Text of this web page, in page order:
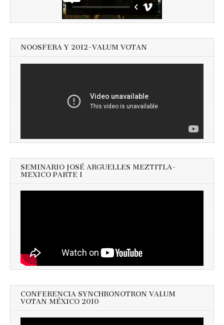
NOOSFERA Y 2012-VALUM VOTAN
SEMINARIO JOSÉ ARGUELLES MEZTITLA-
MEXICO PARTE 1
CONFERENCIA SYNCHRONOTRON VALUM
VOTAN MÉXICO 2010